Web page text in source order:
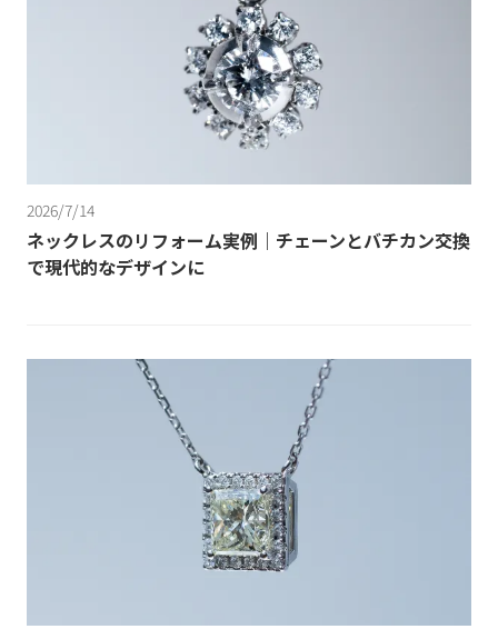
2026/7/14
ネックレスのリフォーム実例｜チェーンとバチカン交換
で現代的なデザインに